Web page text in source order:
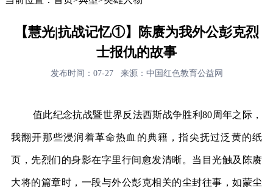
【慧光|抗战记忆①】陈赓为我外公彭克烈
士报仇的故事
发布时间：07-27 来源：中国红色教育公益网
值此纪念抗战暨世界反法西斯战争胜利80周年之际，
我翻开那些浸润着革命热血的典籍，指尖抚过泛黄的纸
页，先烈们的身影在字里行间愈发清晰。当目光触及陈赓
大将的篇章时，一段与外公彭克相关的尘封往事，如蒙尘